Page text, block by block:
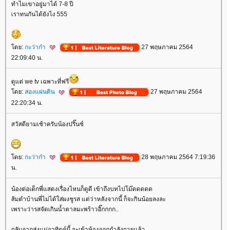
ทำไมเขาอยู่มาได้ 7-8 ปี
เราทนกันได้ยังไง 555
ดย: กะว่าก๋า
27 พฤษภาคม 2564
22:09:40 น.
ดูแต่ we tv เฉพาะที่ฟรี
ดย: สองแผ่นดิน
27 พฤษภาคม 2564
22:20:34 น.
สวัสดียามเช้าครับน้องปริ๊นซ์
ดย: กะว่าก๋า
28 พฤษภาคม 2564 7:19:36
น.
น้องต่อเด็กพี่แสดงเรื่องไหนก็ดูดี เข้าถึงบทไปโม๊ดดดดด
ส้มตำบ้านพี่ไม่ได้ใส่ผงชูรส แต่ว่าหลังจากนี้ ก็จะกินน้อยลงละ
เพราะว่ารสจัดเกินน้ำตาลมะพร้าวอิ๊กกกก..